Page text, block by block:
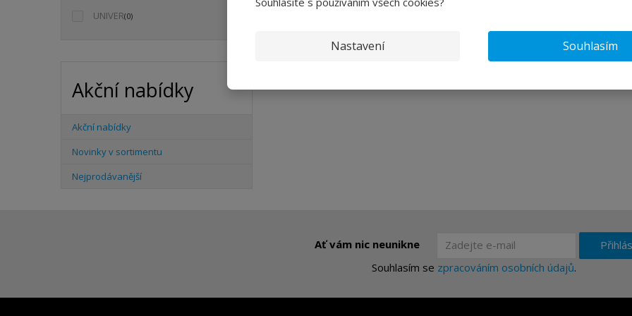
Nastavení Souhlasím
UNIVER(0)
Akční nabídky
Akční nabídky
Novinky v sortimentu
Nejprodávanější
Ať vám nic neunikne
Souhlasím se zpracováním osobních údajů.